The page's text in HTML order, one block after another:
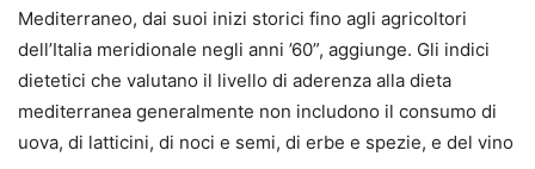
Mediterraneo, dai suoi inizi storici fino agli agricoltori
dell’Italia meridionale negli anni ’60”, aggiunge. Gli indici
dietetici che valutano il livello di aderenza alla dieta
mediterranea generalmente non includono il consumo di
uova, di latticini, di noci e semi, di erbe e spezie, e del vino